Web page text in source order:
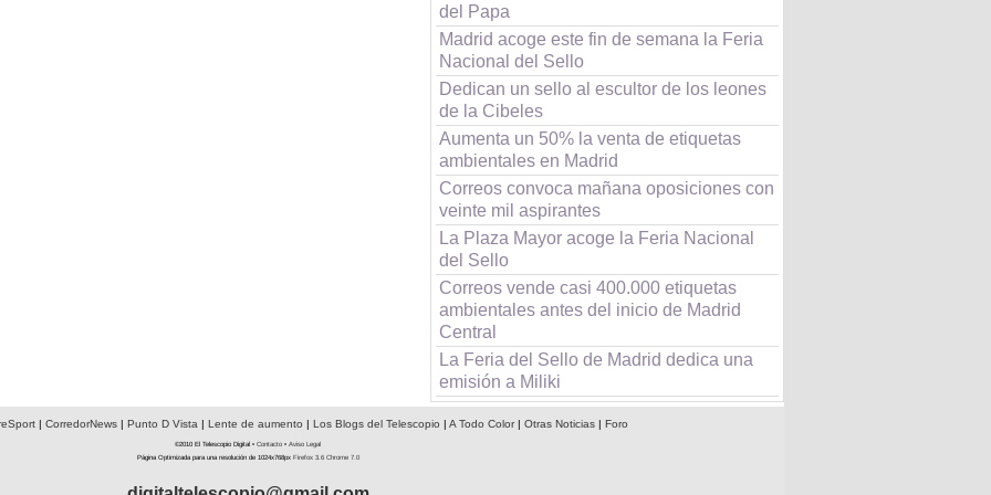
del Papa
Madrid acoge este fin de semana la Feria
Nacional del Sello
Dedican un sello al escultor de los leones
de la Cibeles
Aumenta un 50% la venta de etiquetas
ambientales en Madrid
Correos convoca mañana oposiciones con
veinte mil aspirantes
La Plaza Mayor acoge la Feria Nacional
del Sello
Correos vende casi 400.000 etiquetas
ambientales antes del inicio de Madrid
Central
La Feria del Sello de Madrid dedica una
emisión a Miliki
| CorredorNews| Punto D Vista | Lente de aumento | Los Blogs del Telescopio | A Todo Color| Otras Noticias| Foro
©2010 El Telescopio Digital • Contacto • Aviso Legal
Página Optimizada para una resolución de 1024x768px Firefox 3.6 Chrome 7.0